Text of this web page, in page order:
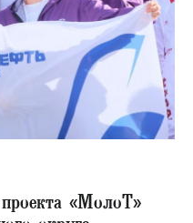
«МолоТ»